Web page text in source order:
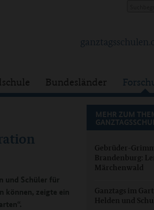
Bundesländer
und Schüler für
können, zeigte ein
MEHR ZUM
Gebrüder-
Brandenburg:
Märchenwald
Ganztags im
Helden und